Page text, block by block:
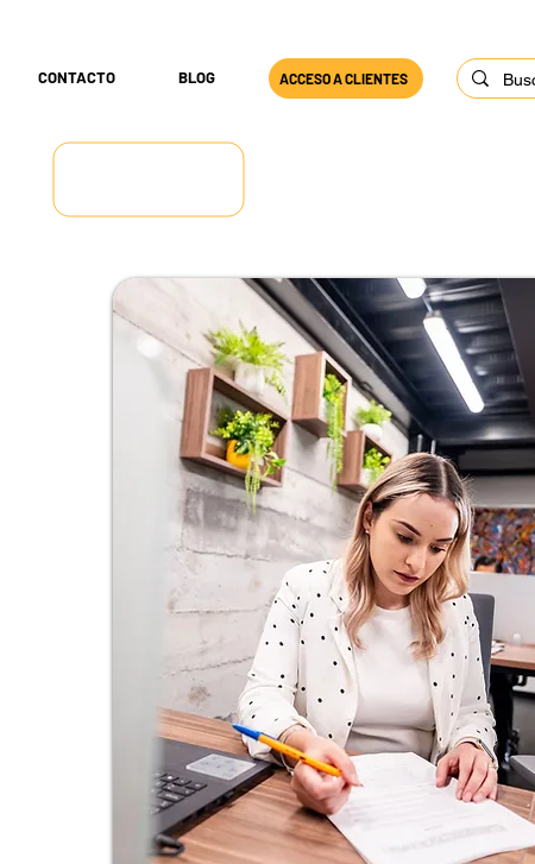
CONTACTO BLOG ACCESO A CLIENTES